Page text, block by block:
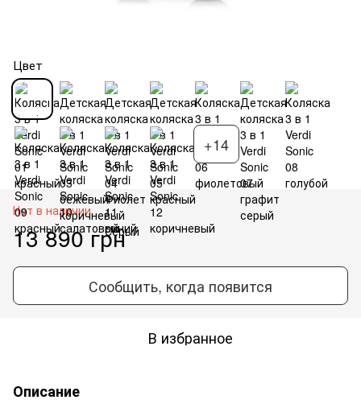
Цвет
+14
Нет в наличии
13 890 грн
Сообщить, когда появится
В избранное
Описание